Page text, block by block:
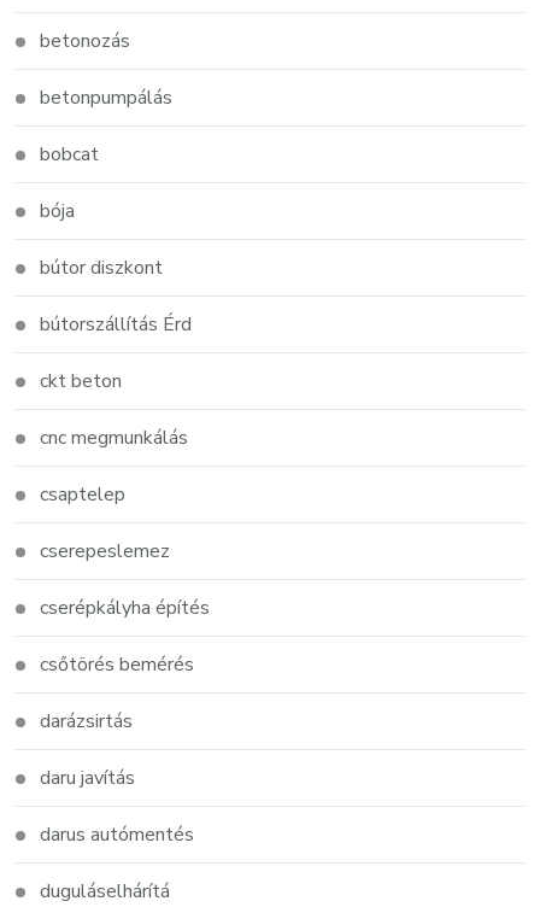
betonozás
betonpumpálás
bobcat
bója
bútor diszkont
bútorszállítás Érd
ckt beton
cnc megmunkálás
csaptelep
cserepeslemez
cserépkályha építés
csőtörés bemérés
darázsirtás
daru javítás
darus autómentés
duguláselhárítá